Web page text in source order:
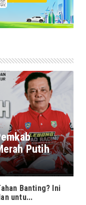
Putih
Banting? Ini
untu...